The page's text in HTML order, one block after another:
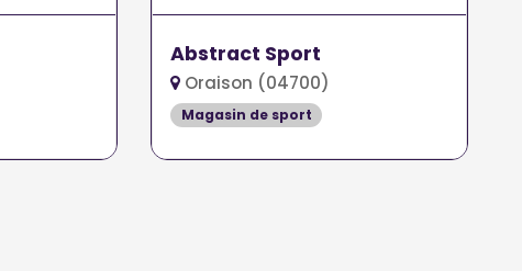
Abstract Sport
Oraison (04700)
Magasin de sport